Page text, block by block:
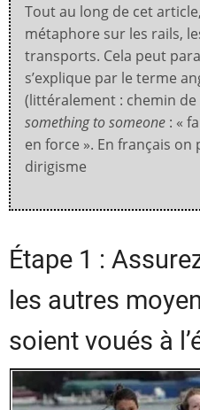
Tout au long de cet
métaphore sur les rails,
transports. Cela peut
s’explique par le terme
(littéralement : chemin de
something to someone : «
en force ». En français
dirigisme
Étape 1 :
les autres
soient voués à